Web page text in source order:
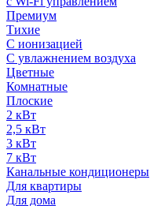
Премиум
Тихие
С ионизацией
С увлажнением воздуха
Цветные
Комнатные
Плоские
2 кВт
2,5 кВт
3 кВт
7 кВт
Канальные кондиционеры
Для квартиры
Для дома